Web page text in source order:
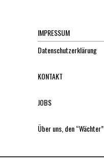
IMPRESSUM
Datenschutzerklärung
KONTAKT
JOBS
Über uns, den “Wächter”